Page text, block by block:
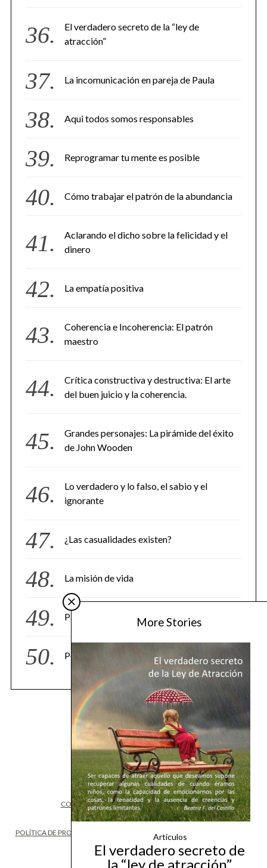
El verdadero secreto de la “ley de
atracción”
La incomunicación en pareja de Paula
Aqui todos somos responsables
Reprogramar tu mente es posible
Cómo trabajar el patrón de la abundancia
Aclarando el dicho sobre la felicidad y el
dinero
La empatía positiva
Coherencia e Incoherencia: El patrón
maestro
Crítica constructiva y destructiva: El arte
del buen juicio y la coherencia.
Grandes personajes: La pirámide del éxito
de John Wooden
Lo verdadero y lo falso, el sabio y el
ignorante
¿Las casualidades existen?
La misión de vida
Patrón: El depredador/a emocional
Pedid y se os dará se queda algo corto
More Stories
Artículos
El verdadero secreto de
la “ley de atracción”
COPYRIGHT©2023 BEATRIZ F. DEL CASTILLO
POLÍTICA DE PROTECCIÓN DE DATOS INFORMACIÓN SOBRE COOKIES
BACK TO TOP